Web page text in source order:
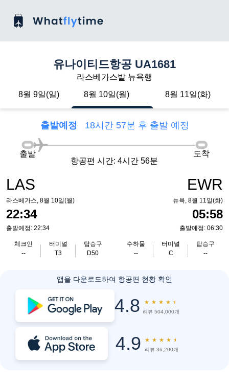
유나이티드항공 UA1681
라스베가스발 뉴욕행
8월 9일(일)
8월 10일(월) 8월 11일(화)
출발예정 18시간 57분 후 출발 예정
LAS
라스베가스, 8월 10일(월)
22:34
출발예정: 22:34
체크인
--
터미널
T3
탑승구
D50
출발
항공편 시간: 4시간 56분
도착
EWR
뉴욕, 8월 11일(화)
05:58
출발예정: 06:30
수하물
--
터미널
C
탑승구
--
앱을 다운로드하여 항공편 현황 확인
4.8 ★ ★ ★ ★ ★
리뷰 504,000개
4.9 ★ ★ ★ ★ ★
리뷰 36,200개